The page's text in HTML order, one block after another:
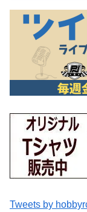
Tweets by